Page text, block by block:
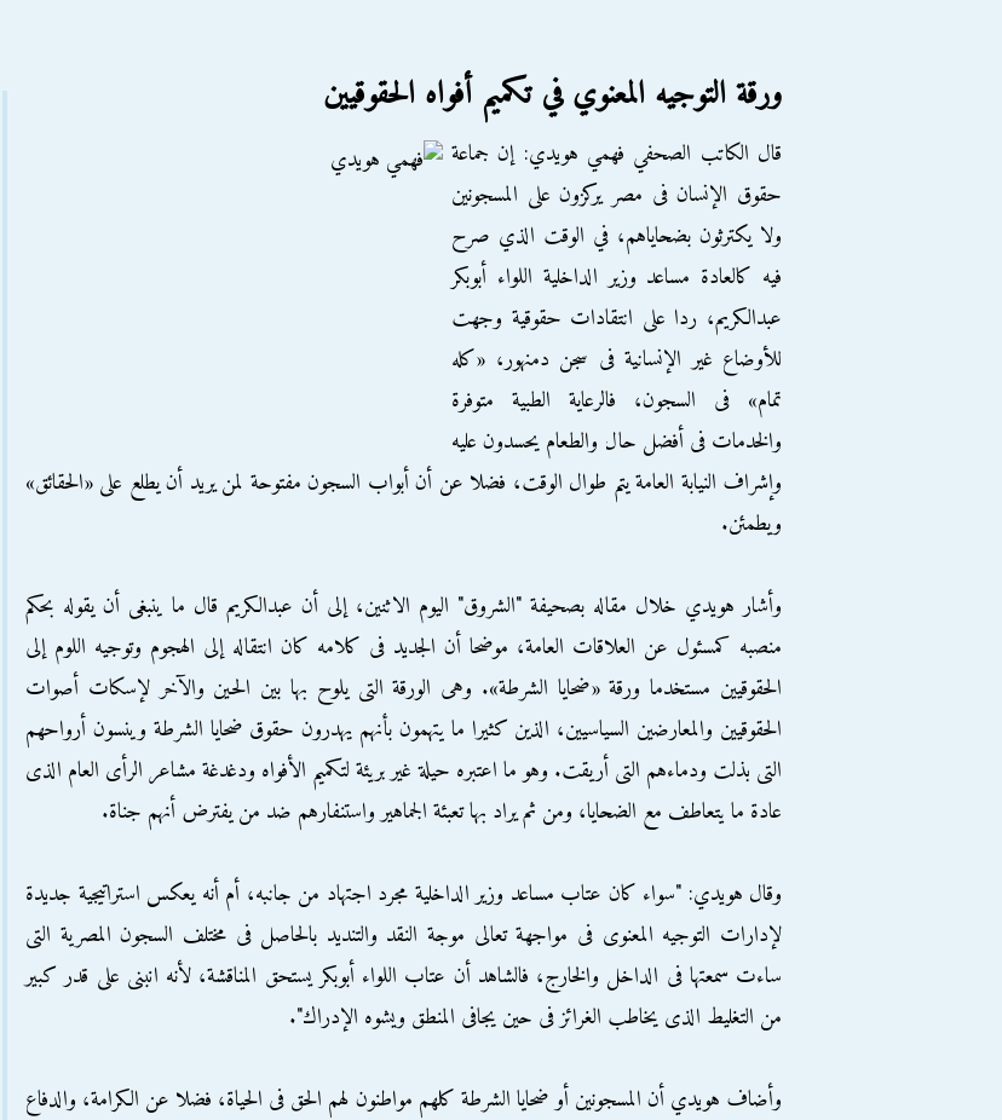
ورقة التوجيه المعنوي في تكميم أفواه الحقوقيين
قال الكاتب الصحفي فهمي هويدي: إن جماعة
حقوق الإنسان فى مصر يركزون على المسجونين
ولا يكترثون بضحاياهم، في الوقت الذي صرح
فيه كالعادة مساعد وزير الداخلية اللواء أبوبكر
عبدالكريم، ردا على انتقادات حقوقية وجهت
للأوضاع غير الإنسانية فى سجن دمنهور، «كله
تمام» فى السجون، فالرعاية الطبية متوفرة
والخدمات فى أفضل حال والطعام يحسدون عليه
وإشراف النيابة العامة يتم طوال الوقت، فضلا عن أن أبواب السجون مفتوحة لمن يريد أن يطلع على «الحقائق»
ويطمئن.
وأشار هويدي خلال مقاله بصحيفة "الشروق" اليوم الاثنين، إلى أن عبدالكريم قال ما ينبغى أن يقوله بحكم
منصبه كمسئول عن العلاقات العامة، موضحا أن الجديد فى كلامه كان انتقاله إلى الهجوم وتوجيه اللوم إلى
الحقوقيين مستخدما ورقة «ضحايا الشرطة». وهى الورقة التى يلوح بها بين الحين والآخر لإسكات أصوات
الحقوقيين والمعارضين السياسيين، الذين كثيرا ما يتهمون بأنهم يهدرون حقوق ضحايا الشرطة وينسون أرواحهم
التى بذلت ودماءهم التى أريقت. وهو ما اعتبره حيلة غير بريئة لتكميم الأفواه ودغدغة مشاعر الرأى العام الذى
عادة ما يتعاطف مع الضحايا، ومن ثم يراد بها تعبئة الجماهير واستنفارهم ضد من يفترض أنهم جناة.
وقال هويدي: "سواء كان عتاب مساعد وزير الداخلية مجرد اجتهاد من جانبه، أم أنه يعكس استراتيجية جديدة
لإدارات التوجيه المعنوى فى مواجهة تعالى موجة النقد والتنديد بالحاصل فى مختلف السجون المصرية التى
ساءت سمعتها فى الداخل والخارج، فالشاهد أن عتاب اللواء أبوبكر يستحق المناقشة، لأنه انبنى على قدر كبير
من التغليط الذى يخاطب الغرائز فى حين يجافى المنطق ويشوه الإدراك".
وأضاف هويدي أن المسجونين أو ضحايا الشرطة كلهم مواطنون لهم الحق فى الحياة، فضلا عن الكرامة، والدفاع